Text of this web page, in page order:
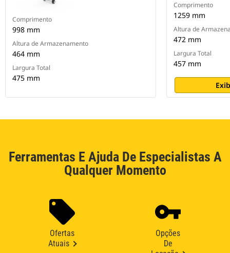
Comprimento
998 mm
Altura de Armazenamento
464 mm
Largura Total
475 mm
Comprimento
1259 mm
Altura de
472 mm
Largura Total
457 mm
Ferramentas E Ajuda De Especialistas A
Qualquer Momento
Ofertas
Atuais
Opções
De